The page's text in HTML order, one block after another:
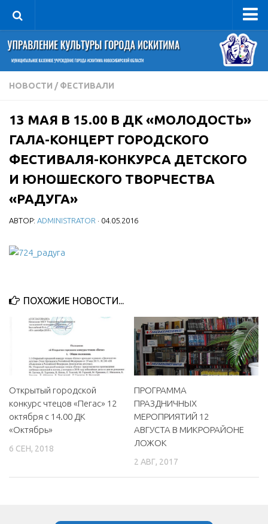
Управление
Руководитель
Сведения об организации
Книга почета культуры
Фотогалерея
Документы
Учредительные документы
Правовая база
Противодействие коррупции
МБУ Дом культуры «Октябрь»
МБОУ ДО «Детская школа искусств»
МБОУ ДО «Детская музыкальная школа»
МБУК «Искитимский городской историко-художественный
музей»
МБУ Парк культуры и отдыха им. И.В. Коротеева
МБУК «Централизованная библиотечная система»
ДК «Россия»
Афиша
НОВОСТИ / ФЕСТИВАЛИ
13 МАЯ В 15.00 В ДК «МОЛОДОСТЬ»
ГАЛА-КОНЦЕРТ ГОРОДСКОГО
ФЕСТИВАЛЯ-КОНКУРСА ДЕТСКОГО
И ЮНОШЕСКОГО ТВОРЧЕСТВА
«РАДУГА»
АВТОР: ADMINISTRATOR · 04.05.2016
ПОХОЖИЕ НОВОСТИ...
Открытый городской
конкурс чтецов «Пегас» 12
октября с 14.00 ДК
«Октябрь»
6 СЕН, 2018
ПРОГРАММА
ПРАЗДНИЧНЫХ
МЕРОПРИЯТИЙ 12
АВГУСТА В МИКРОРАЙОНЕ
ЛОЖОК
2 АВГ, 2017